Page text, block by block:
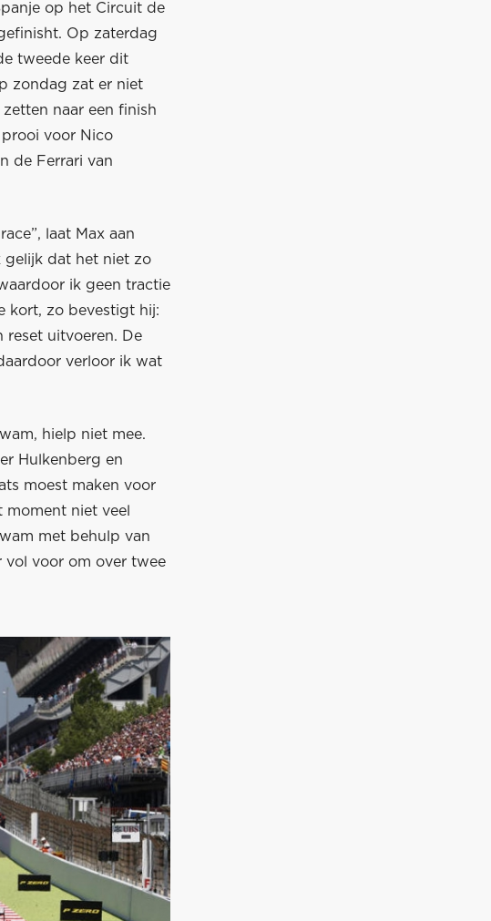
op het Circuit de
Op zaterdag
tweede keer dit
zondag zat er niet
naar een finish
voor Nico
de Ferrari van
laat Max aan
gelijk dat het niet zo
ik geen tractie
kort, zo bevestigt hij:
reset uitvoeren. De
verloor ik wat
hielp niet mee.
Hulkenberg en
moest maken voor
niet veel
met behulp van
vol voor om over twee